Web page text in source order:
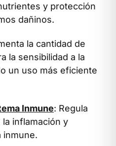
y protección
dañinos.
la cantidad de
la sensibilidad a la
un uso más eficiente
Inmune: Regula
inflamación y
inmune.